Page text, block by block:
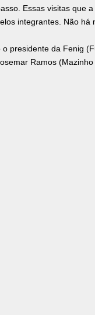
Essas visitas que
integrantes. Não há
presidente da Fenig
Ramos (Mazinho